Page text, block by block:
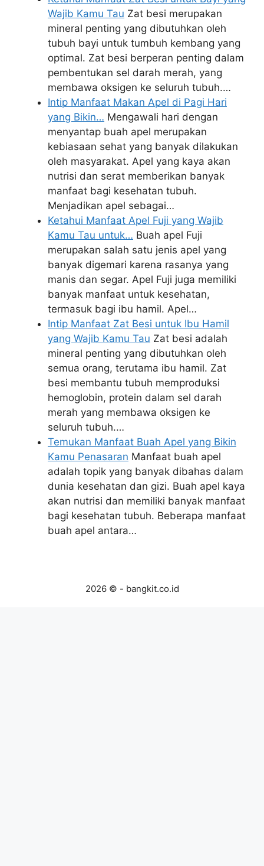
Wajib Kamu Tau Zat besi merupakan
mineral penting yang dibutuhkan oleh
tubuh bayi untuk tumbuh kembang yang
optimal. Zat besi berperan penting dalam
pembentukan sel darah merah, yang
membawa oksigen ke seluruh tubuh.…
Intip Manfaat Makan Apel di Pagi Hari
yang Bikin… Mengawali hari dengan
menyantap buah apel merupakan
kebiasaan sehat yang banyak dilakukan
oleh masyarakat. Apel yang kaya akan
nutrisi dan serat memberikan banyak
manfaat bagi kesehatan tubuh.
Menjadikan apel sebagai…
Ketahui Manfaat Apel Fuji yang Wajib
Kamu Tau untuk… Buah apel Fuji
merupakan salah satu jenis apel yang
banyak digemari karena rasanya yang
manis dan segar. Apel Fuji juga memiliki
banyak manfaat untuk kesehatan,
termasuk bagi ibu hamil. Apel…
Intip Manfaat Zat Besi untuk Ibu Hamil
yang Wajib Kamu Tau Zat besi adalah
mineral penting yang dibutuhkan oleh
semua orang, terutama ibu hamil. Zat
besi membantu tubuh memproduksi
hemoglobin, protein dalam sel darah
merah yang membawa oksigen ke
seluruh tubuh.…
Temukan Manfaat Buah Apel yang Bikin
Kamu Penasaran Manfaat buah apel
adalah topik yang banyak dibahas dalam
dunia kesehatan dan gizi. Buah apel kaya
akan nutrisi dan memiliki banyak manfaat
bagi kesehatan tubuh. Beberapa manfaat
buah apel antara…
2026 © - bangkit.co.id